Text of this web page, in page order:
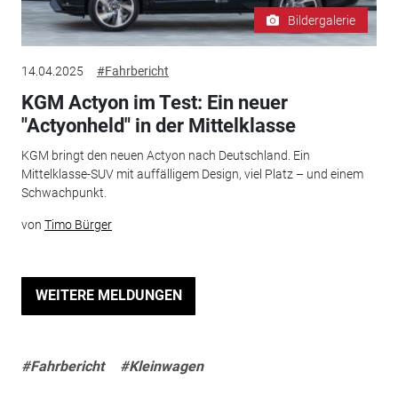
Bildergalerie
14.04.2025 #Fahrbericht
KGM Actyon im Test: Ein neuer
"Actyonheld" in der Mittelklasse
KGM bringt den neuen Actyon nach Deutschland. Ein
Mittelklasse-SUV mit auffälligem Design, viel Platz – und einem
Schwachpunkt.
von Timo Bürger
WEITERE MELDUNGEN
#Fahrbericht #Kleinwagen